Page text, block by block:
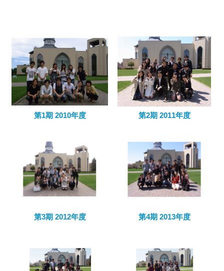
第1期 2010年度 第2期 2011年度
第3期 2012年度 第4期 2013年度